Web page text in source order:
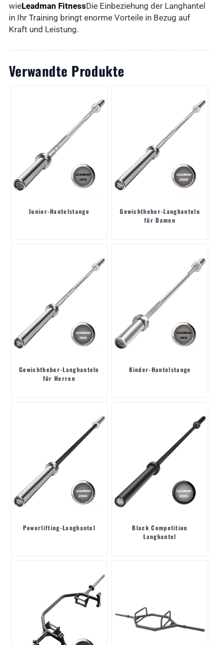
wieLeadman FitnessDie Einbeziehung der Langhantel
in Ihr Training bringt enorme Vorteile in Bezug auf
Kraft und Leistung.
Verwandte Produkte
Junior-Hantelstange
Gewichtheber-Langhanteln
für Damen
Gewichtheber-Langhanteln
für Herren
Kinder-Hantelstange
Powerlifting-Langhantel
Black Competition
Langhantel